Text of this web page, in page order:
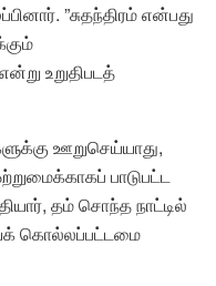
”சுதந்திரம் என்பது
உறுதிபடத்
ஊறுசெய்யாது,
பாடுபட்ட
தம் சொந்த நாட்டில்
கொல்லப்பட்டமை